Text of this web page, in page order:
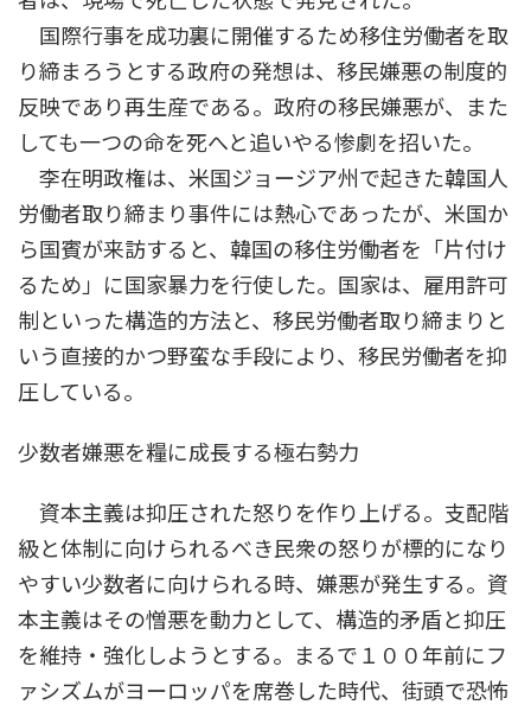
国際行事を成功裏に開催するため移住労働者を取
り締まろうとする政府の発想は、移民嫌悪の制度的
反映であり再生産である。政府の移民嫌悪が、また
しても一つの命を死へと追いやる惨劇を招いた。
李在明政権は、米国ジョージア州で起きた韓国人
労働者取り締まり事件には熱心であったが、米国か
ら国賓が来訪すると、韓国の移住労働者を「片付け
るため」に国家暴力を行使した。国家は、雇用許可
制といった構造的方法と、移民労働者取り締まりと
いう直接的かつ野蛮な手段により、移民労働者を抑
圧している。
少数者嫌悪を糧に成長する極右勢力
資本主義は抑圧された怒りを作り上げる。支配階
級と体制に向けられるべき民衆の怒りが標的になり
やすい少数者に向けられる時、嫌悪が発生する。資
本主義はその憎悪を動力として、構造的矛盾と抑圧
を維持・強化しようとする。まるで１００年前にフ
ァシズムがヨーロッパを席巻した時代、街頭で恐怖